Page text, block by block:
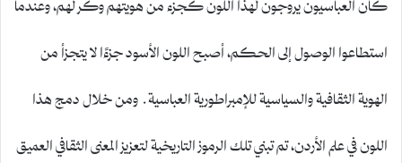
استطاعوا الوصول إلى الحكم، أصبح اللون الأسود جزءًا لا يتجزأ من
الهوية الثقافية والسياسية للإمبراطورية العباسية. ومن خلال دمج هذا
اللون في علم الأردن، تم تبني تلك الرموز التاريخية لتعزيز المعنى الثقافي العميق